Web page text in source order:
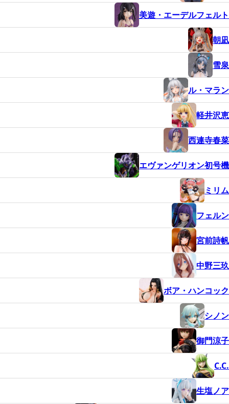
美遊・エーデルフェルト
朝凪
雪泉
ル・マラン
軽井沢恵
西連寺春菜
エヴァンゲリオン初号機
ミリム
フェルン
宮前詩帆
中野三玖
ボア・ハンコック
シノン
御門涼子
C.C.
生塩ノア